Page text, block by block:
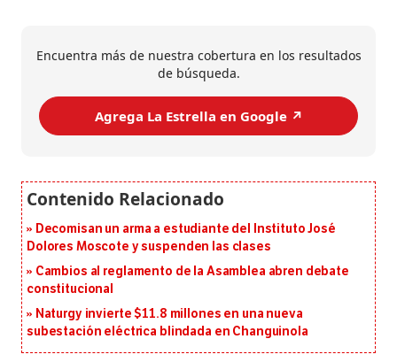
Encuentra más de nuestra cobertura en los resultados
de búsqueda.
Agrega La Estrella en Google ↗️
Decomisan un arma a estudiante del Instituto José
Dolores Moscote y suspenden las clases
Cambios al reglamento de la Asamblea abren debate
constitucional
Naturgy invierte $11.8 millones en una nueva
subestación eléctrica blindada en Changuinola